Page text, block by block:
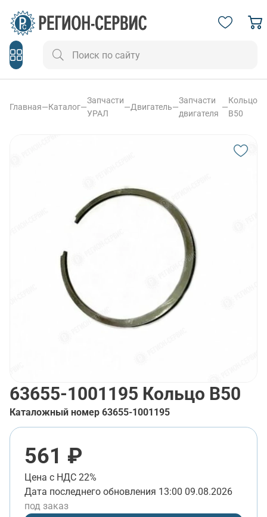
Главная—Каталог—
Запчасти
УРАЛ
—Двигатель—
Запчасти
двигателя
—
Кольцо
В50
63655-1001195 Кольцо В50
Каталожный номер 63655-1001195
561 ₽
Цена с НДС 22%
Дата последнего обновления 13:00 09.08.2026
под заказ